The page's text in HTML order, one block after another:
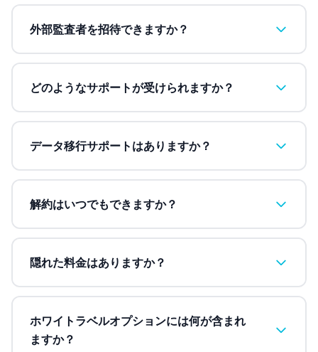
外部監査者を招待できますか？
どのようなサポートが受けられますか？
データ移行サポートはありますか？
解約はいつでもできますか？
隠れた料金はありますか？
ホワイトラベルオプションには何が含まれ
ますか？